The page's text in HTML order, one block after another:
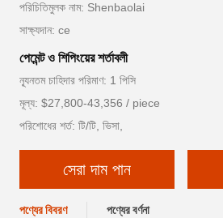
পরিচিতিমুলক নাম: Shenbaolai
সাক্ষ্যদান: ce
পেমেন্ট ও শিপিংয়ের শর্তাবলী
ন্যূনতম চাহিদার পরিমাণ: 1 পিসি
মূল্য: $27,800-43,356 / piece
পরিশোধের শর্ত: টি/টি, ভিসা,
সেরা দাম পান
পণ্যের বিবরণ পণ্যের বর্ণনা